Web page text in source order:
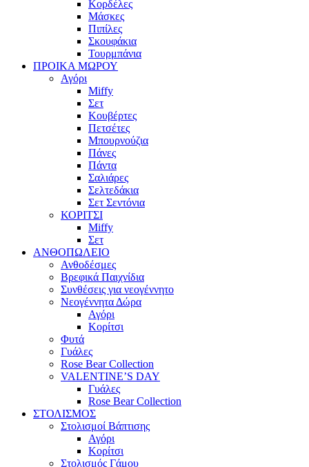
Κορδέλες
Μάσκες
Πιπίλες
Σκουφάκια
Τουρμπάνια
ΠΡΟΙΚΑ ΜΩΡΟΥ
Αγόρι
Miffy
Σετ
Κουβέρτες
Πετσέτες
Μπουρνούζια
Πάνες
Πάντα
Σαλιάρες
Σελτεδάκια
Σετ Σεντόνια
ΚΟΡΙΤΣΙ
Miffy
Σετ
ΑΝΘΟΠΩΛΕΙΟ
Ανθοδέσμες
Βρεφικά Παιχνίδια
Συνθέσεις για νεογέννητο
Νεογέννητα Δώρα
Αγόρι
Κορίτσι
Φυτά
Γυάλες
Rose Bear Collection
VALENTINE’S DAY
Γυάλες
Rose Bear Collection
ΣΤΟΛΙΣΜΟΣ
Στολισμοί Βάπτισης
Αγόρι
Κορίτσι
Στολισμός Γάμου